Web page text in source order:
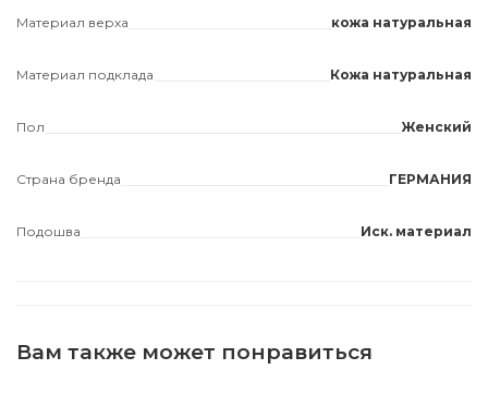
Материал верха кожа натуральная
Материал подклада Кожа натуральная
Пол Женский
Страна бренда ГЕРМАНИЯ
Подошва Иск. материал
Вам также может понравиться